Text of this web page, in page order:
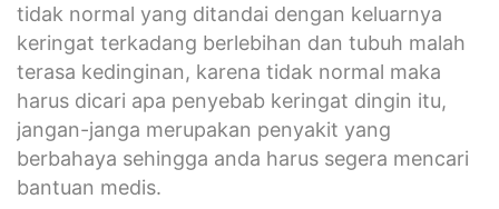
tidak normal yang ditandai dengan keluarnya
keringat terkadang berlebihan dan tubuh malah
terasa kedinginan, karena tidak normal maka
harus dicari apa penyebab keringat dingin itu,
jangan-janga merupakan penyakit yang
berbahaya sehingga anda harus segera mencari
bantuan medis.